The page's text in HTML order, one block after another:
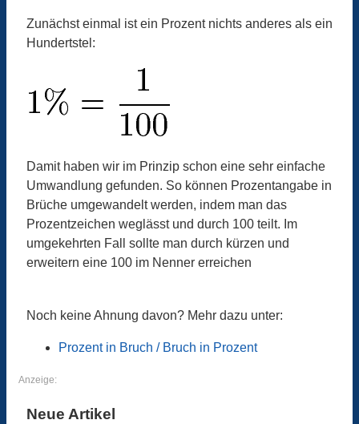
Zunächst einmal ist ein Prozent nichts anderes als ein
Hundertstel:
Damit haben wir im Prinzip schon eine sehr einfache
Umwandlung gefunden. So können Prozentangabe in
Brüche umgewandelt werden, indem man das
Prozentzeichen weglässt und durch 100 teilt. Im
umgekehrten Fall sollte man durch kürzen und
erweitern eine 100 im Nenner erreichen
Noch keine Ahnung davon? Mehr dazu unter:
Prozent in Bruch / Bruch in Prozent
Anzeige:
Neue Artikel